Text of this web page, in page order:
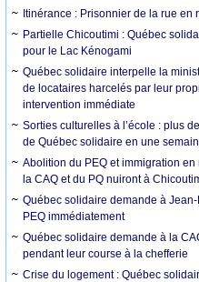
Itinérance : Prisonnier de la rue en
Partielle Chicoutimi : Québec
pour le Lac Kénogami
Québec solidaire interpelle la
de locataires harcelés par leur
intervention immédiate
Sorties culturelles à l’école : plus
de Québec solidaire en une
Abolition du PEQ et immigration
la CAQ et du PQ nuiront à
Québec solidaire demande à
PEQ immédiatement
Québec solidaire demande à la
pendant leur course à la chefferie
Crise du logement : Québec